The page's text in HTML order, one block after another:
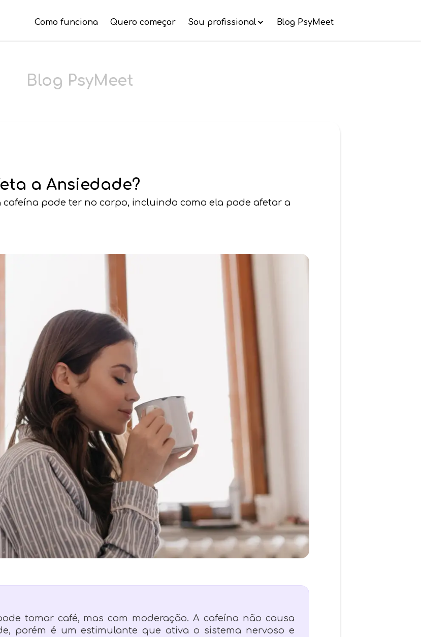
Como funciona Quero começar Sou profissional Blog PsyMeet
Blog PsyMeet
a Ansiedade?
pode ter no corpo, incluindo como ela pode afetar a
tomar café, mas com moderação. A cafeína não causa
porém é um estimulante que ativa o sistema nervoso e